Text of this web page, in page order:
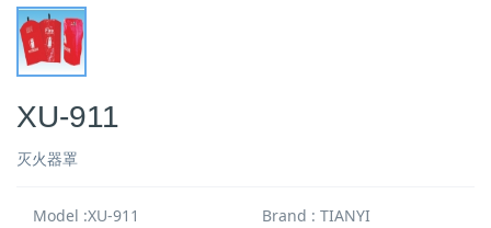
XU-911
灭火器罩
Model :XU-911 Brand : TIANYI